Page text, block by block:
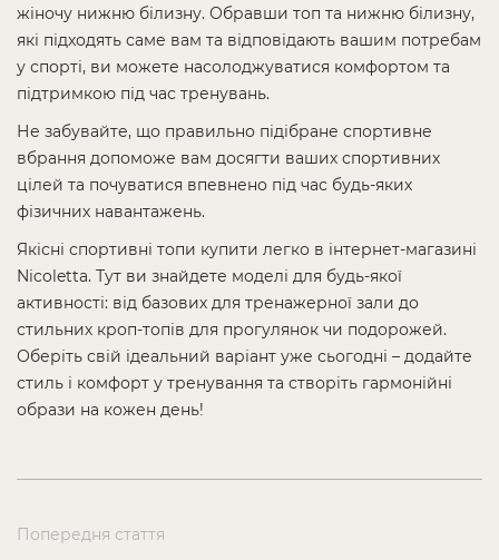
жіночу нижню білизну. Обравши топ та нижню білизну,
які підходять саме вам та відповідають вашим потребам
у спорті, ви можете насолоджуватися комфортом та
підтримкою під час тренувань.
Не забувайте, що правильно підібране спортивне
вбрання допоможе вам досягти ваших спортивних
цілей та почуватися впевнено під час будь-яких
фізичних навантажень.
Якісні спортивні топи купити легко в інтернет-магазині
Nicoletta. Тут ви знайдете моделі для будь-якої
активності: від базових для тренажерної зали до
стильних кроп‑топів для прогулянок чи подорожей.
Оберіть свій ідеальний варіант уже сьогодні – додайте
стиль і комфорт у тренування та створіть гармонійні
образи на кожен день!
Попередня стаття